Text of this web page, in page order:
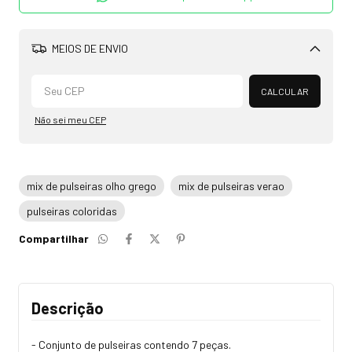
MEIOS DE ENVIO
Alterar CEP
CALCULAR
Não sei meu CEP
mix de pulseiras olho grego
mix de pulseiras verao
pulseiras coloridas
Compartilhar
Descrição
- Conjunto de pulseiras contendo 7 peças.